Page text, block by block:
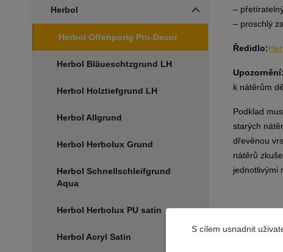
Herbol
Herbol Offenporig Pro-Decor
Herbol Bläueschtzgrund LH
Herbol Holztiefgrund LH
Herbol Allgrund
Herbol Herbolux Grund
Herbol Schnellschleifgrund
Aqua
Herbol Herbolux PU satin
Herbol Acryl Satin
–
– proschlý
Ředidlo:
Upozornění:
k nátěrům
Podklad
starých
dřevěnou
nátěrů
jednotlivými
S cílem usnadnit